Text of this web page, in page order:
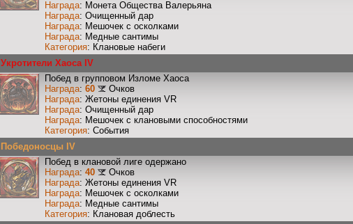
Награда: Монета Общества Валерьяна
Награда: Очищенный дар
Награда: Мешочек с осколками
Награда: Медные сантимы
Категория: Клановые набеги
Укротители Хаоса IV
Побед в групповом Изломе Хаоса
Награда: 60
Очков
Награда: Жетоны единения VR
Награда: Очищенный дар
Награда: Мешочек с клановыми способностями
Категория: События
Победоносцы IV
Побед в клановой лиге одержано
Награда: 40
Очков
Награда: Жетоны единения VR
Награда: Мешочек с осколками
Награда: Медные сантимы
Категория: Клановая доблесть